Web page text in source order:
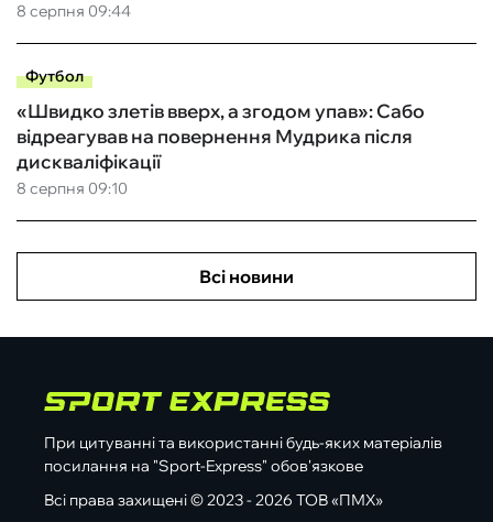
8 серпня 09:44
Футбол
8 серпня 09:10
«Швидко злетів вверх, а згодом упав»: Сабо
відреагував на повернення Мудрика після
дискваліфікації
Всі новини
При цитуванні та використанні будь-яких матеріалів
посилання на "Sport-Express" обов'язкове
Всі права захищені © 2023 - 2026 ТОВ «ПМХ»